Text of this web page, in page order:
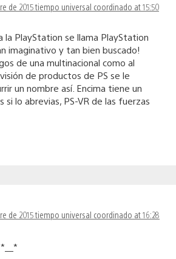
de 2015 tiempo universal coordinado at 15:50
la PlayStation se llama PlayStation
imaginativo y tan bien buscado!
de una multinacional como al
de productos de PS se le
un nombre así. Encima tiene un
si lo abrevias, PS-VR de las fuerzas
de 2015 tiempo universal coordinado at 16:28